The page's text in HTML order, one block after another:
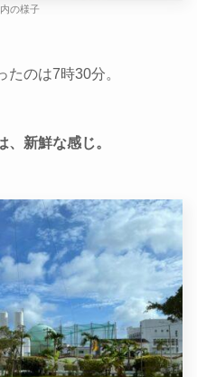
の様子
たのは7時30分。
新鮮な感じ。